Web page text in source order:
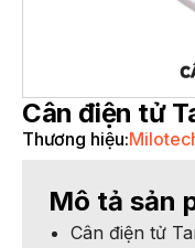
Cân điện tử
Thương hiệu:
Mô tả sản
Cân điện tử